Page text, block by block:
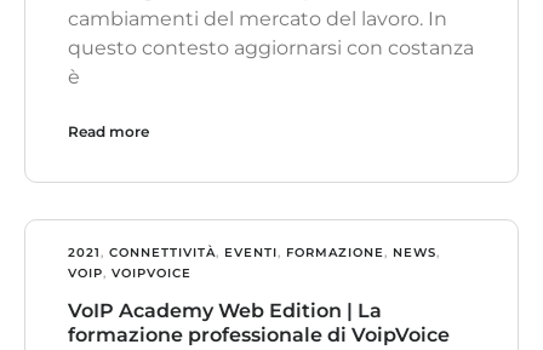
cambiamenti del mercato del lavoro. In
questo contesto aggiornarsi con costanza
è
Read more
2021, CONNETTIVITÀ, EVENTI, FORMAZIONE, NEWS,
VOIP, VOIPVOICE
VoIP Academy Web Edition | La
formazione professionale di VoipVoice